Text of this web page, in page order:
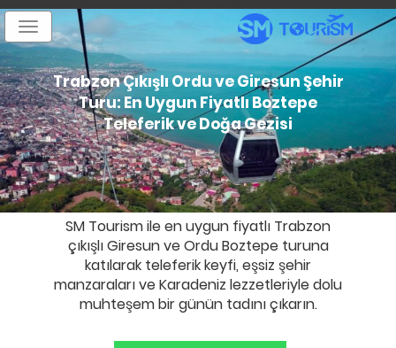
Trabzon Çıkışlı Ordu ve Giresun Şehir
Turu: En Uygun Fiyatlı Boztepe
Teleferik ve Doğa Gezisi
SM Tourism ile en uygun fiyatlı Trabzon
çıkışlı Giresun ve Ordu Boztepe turuna
katılarak teleferik keyfi, eşsiz şehir
manzaraları ve Karadeniz lezzetleriyle dolu
muhteşem bir günün tadını çıkarın.
Toggle
navigation